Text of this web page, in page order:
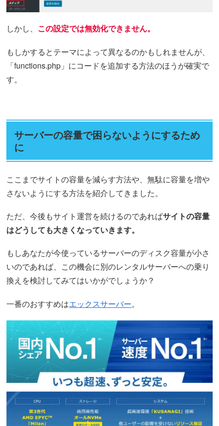
しかし、 この設定では無効化できません。
もしかするとテーマによって異なるのかもしれませんが、
「functions.php」にコードを追加する方法のほうが確実で
す。
サーバーの容量で困らないようにするため
に
ここまでサイトの容量を減らす方法や、無駄に容量を増や
さないようにする方法を紹介してきました。
ただ、今後もサイト運営を続けるのであればサイトの容量
はどうしても大きくなっていきます。
もしあなたが今使っているサーバーのディスク容量が小さ
いのであれば、この機会に別のレンタルサーバーへの乗り
換えを検討してみてはいかがでしょうか？
一番のおすすめはエックスサーバー。